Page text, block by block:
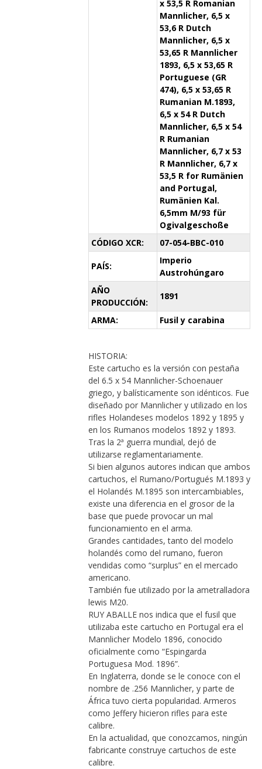
x 53,5 R Romanian
Mannlicher, 6,5 x
53,6 R Dutch
Mannlicher, 6,5 x
53,65 R Mannlicher
1893, 6,5 x 53,65 R
Portuguese (GR
474), 6,5 x 53,65 R
Rumanian M.1893,
6,5 x 54 R Dutch
Mannlicher, 6,5 x 54
R Rumanian
Mannlicher, 6,7 x 53
R Mannlicher, 6,7 x
53,5 R for Rumänien
and Portugal,
Rumänien Kal.
6,5mm M/93 für
Ogivalgeschoße
CÓDIGO XCR:
07-054-BBC-010
PAÍS:
Imperio
Austrohúngaro
AÑO
PRODUCCIÓN:
1891
ARMA: Fusil y carabina
HISTORIA:
Este cartucho es la versión con pestaña
del 6.5 x 54 Mannlicher-Schoenauer
griego, y balísticamente son idénticos. Fue
diseñado por Mannlicher y utilizado en los
rifles Holandeses modelos 1892 y 1895 y
en los Rumanos modelos 1892 y 1893.
Tras la 2ª guerra mundial, dejó de
utilizarse reglamentariamente.
Si bien algunos autores indican que ambos
cartuchos, el Rumano/Portugués M.1893 y
el Holandés M.1895 son intercambiables,
existe una diferencia en el grosor de la
base que puede provocar un mal
funcionamiento en el arma.
Grandes cantidades, tanto del modelo
holandés como del rumano, fueron
vendidas como “surplus” en el mercado
americano.
También fue utilizado por la ametralladora
lewis M20.
RUY ABALLE nos indica que el fusil que
utilizaba este cartucho en Portugal era el
Mannlicher Modelo 1896, conocido
oficialmente como “Espingarda
Portuguesa Mod. 1896”.
En Inglaterra, donde se le conoce con el
nombre de .256 Mannlicher, y parte de
África tuvo cierta popularidad. Armeros
como Jeffery hicieron rifles para este
calibre.
En la actualidad, que conozcamos, ningún
fabricante construye cartuchos de este
calibre.